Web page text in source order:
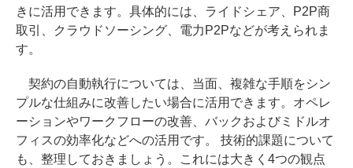
きに活用できます。具体的には、ライドシェア、P2P商
取引、クラウドソーシング、電力P2Pなどが考えられま
す。
契約の自動執行については、当面、複雑な手順をシン
プルな仕組みに改善したい場合に活用できます。オペレ
ーションやワークフローの改善、バックおよびミドルオ
フィスの効率化などへの活用です。 技術的課題について
も、整理しておきましょう。これには大きく4つの観点